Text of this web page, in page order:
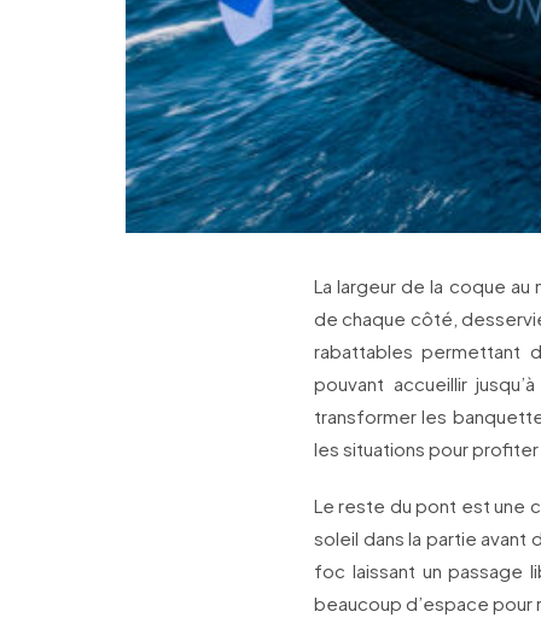
La largeur de la coque
de chaque côté,
rabattables permettant
pouvant accueillir
transformer les
les situations pour
Le reste du pont est une
soleil dans la partie avant
foc laissant un passage
beaucoup d’espace pour